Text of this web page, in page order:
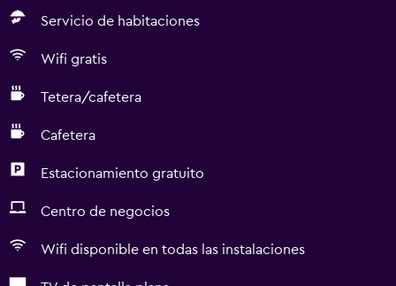
Servicio de habitaciones
Wifi gratis
Tetera/cafetera
Cafetera
Estacionamiento gratuito
Centro de negocios
Wifi disponible en todas las instalaciones